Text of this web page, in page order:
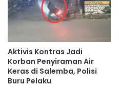
Aktivis Kontras Jadi
Korban Penyiraman Air
Keras di Salemba, Polisi
Buru Pelaku